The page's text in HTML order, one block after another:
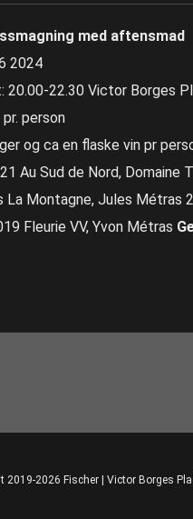
med aftensmad
2024
20.00-22.30 Victor Borges
pr. person
og ca en flaske vin pr
Au Sud de Nord, Domaine
La Montagne, Jules Métras
Fleurie VV, Yvon Métras
2019-2026 Fischer | Victor Borges